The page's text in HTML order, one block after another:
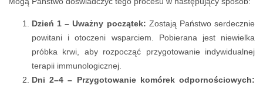
Dzień 1 – Uważny początek: Zostają Państwo serdecznie
powitani i otoczeni wsparciem. Pobierana jest niewielka
próbka krwi, aby rozpocząć przygotowanie indywidualnej
terapii immunologicznej.
Dni 2–4 – Przygotowanie komórek odpornościowych: